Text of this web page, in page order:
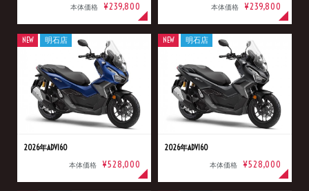
本体価格 ¥239,800 本体価格 ¥239,800
2026年ADV160
本体価格 ¥528,000
NEW 明石店
2026年ADV160
本体価格 ¥528,000
NEW 明石店